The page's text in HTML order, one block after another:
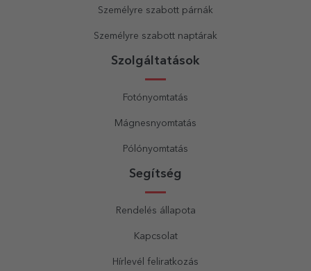
Személyre szabott párnák
Személyre szabott naptárak
Szolgáltatások
Fotónyomtatás
Mágnesnyomtatás
Pólónyomtatás
Segítség
Rendelés állapota
Kapcsolat
Hírlevél feliratkozás